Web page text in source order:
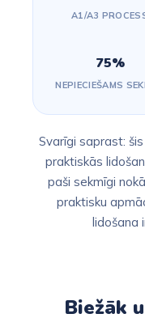
A1/A3
75%
NEPIECIEŠAMS
Svarīgi saprast:
praktiskās
paši sekmīgi
praktisku
lidošana
Biežāk